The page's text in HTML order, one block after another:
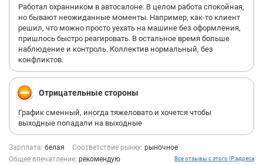
Работал охранником в автосалоне. В целом работа спокойная,
но бывают неожиданные моменты. Например, как-то клиент
решил, что можно просто уехать на машине без оформления,
пришлось быстро реагировать. В остальное время больше
наблюдение и контроль. Коллектив нормальный, без
конфликтов.
Отрицательные стороны
График сменный, иногда тяжеловато и хочется чтобы
выходные попадали на выходные
Зарплата: белая Соответствие рынку: рыночное
Общее впечатление: рекомендую Все отзывы с этого IP адреса